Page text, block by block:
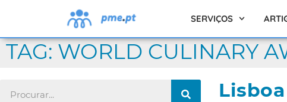
SERVIÇOS
TAG: WORLD CULINARY